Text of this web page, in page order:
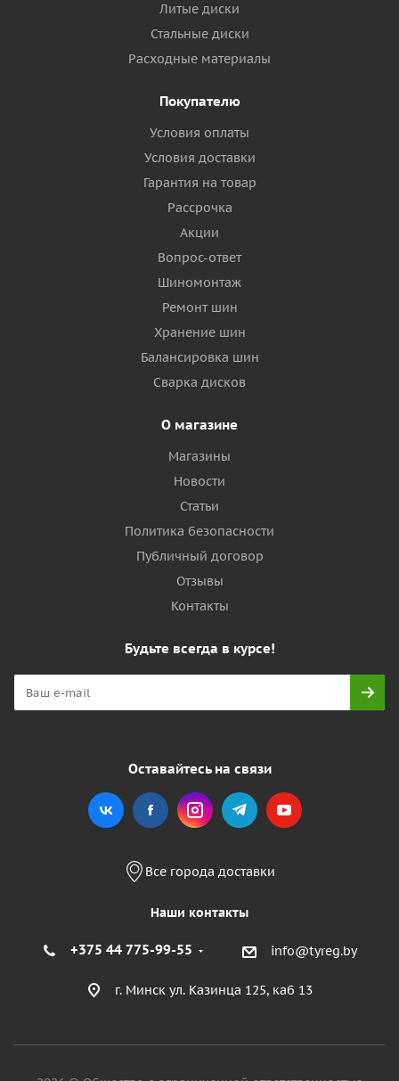
Литые диски
Стальные диски
Расходные материалы
Покупателю
Условия оплаты
Условия доставки
Гарантия на товар
Рассрочка
Акции
Вопрос-ответ
Шиномонтаж
Ремонт шин
Хранение шин
Балансировка шин
Сварка дисков
О магазине
Магазины
Новости
Статьи
Политика безопасности
Публичный договор
Отзывы
Контакты
Будьте всегда в курсе!
Оставайтесь на связи
Все города доставки
Наши контакты
+375 44 775-99-55 info@tyreg.by
г. Минск ул. Казинца 125, каб 13